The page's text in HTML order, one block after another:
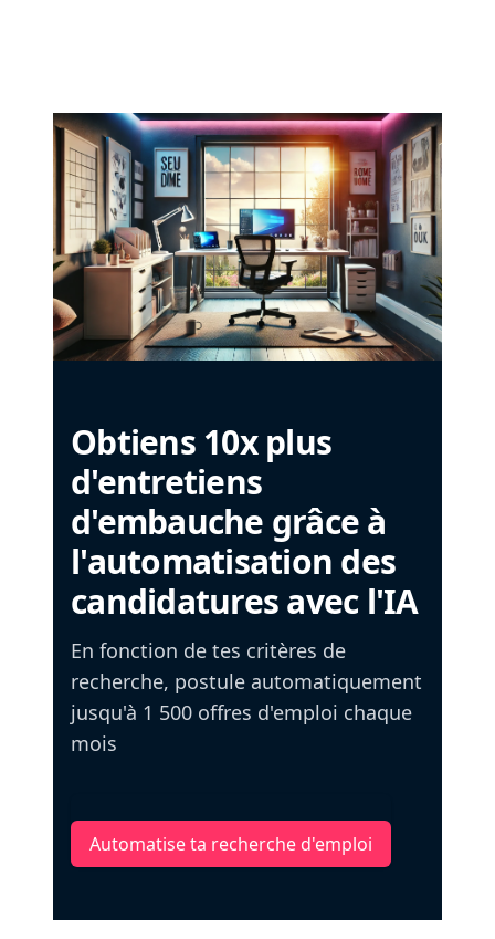
Obtiens 10x plus
d'entretiens
d'embauche grâce à
l'automatisation des
candidatures avec l'IA
En fonction de tes critères de
recherche, postule automatiquement
jusqu'à 1 500 offres d'emploi chaque
mois
Automatise ta recherche d'emploi